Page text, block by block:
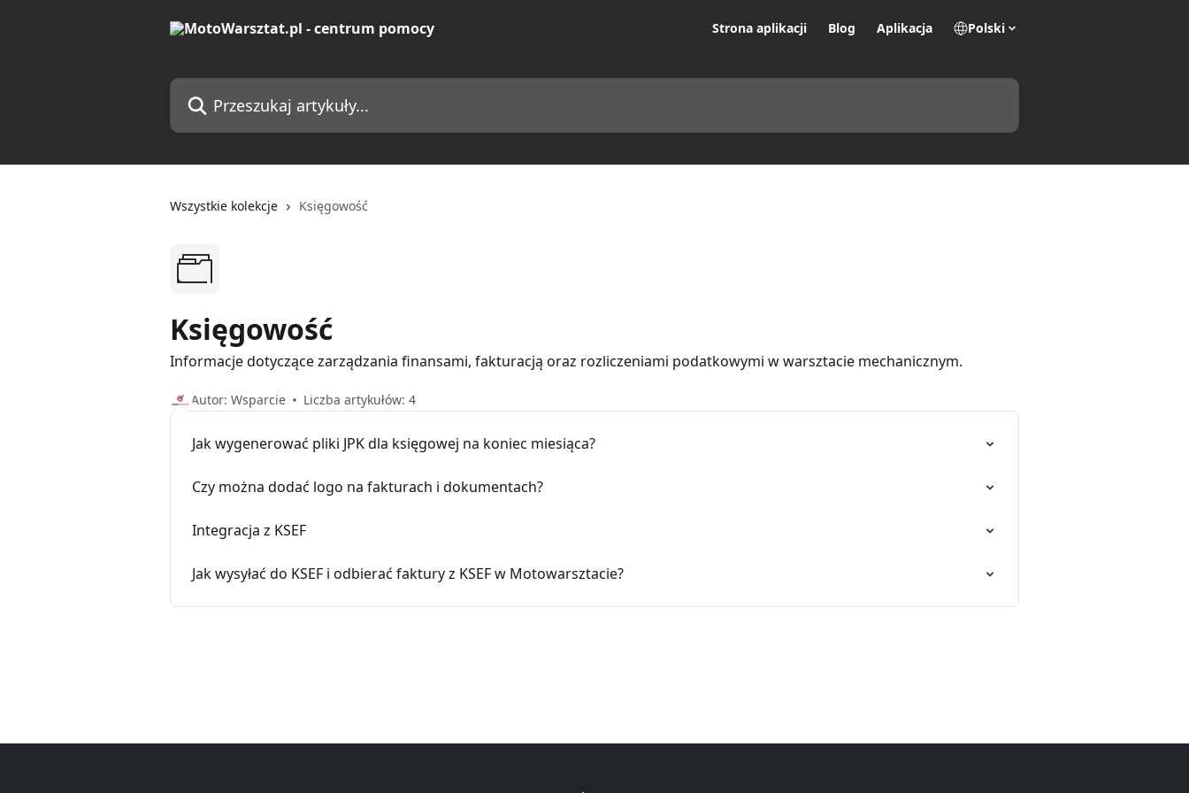
Strona aplikacji Blog Aplikacja Polski
Przeszukaj artykuły...
Wszystkie kolekcje Księgowość
Księgowość
Informacje dotyczące zarządzania finansami, fakturacją oraz rozliczeniami podatkowymi w warsztacie mechanicznym.
Autor: Wsparcie Liczba artykułów: 4
Jak wygenerować pliki JPK dla księgowej na koniec miesiąca?
Czy można dodać logo na fakturach i dokumentach?
Integracja z KSEF
Jak wysyłać do KSEF i odbierać faktury z KSEF w Motowarsztacie?